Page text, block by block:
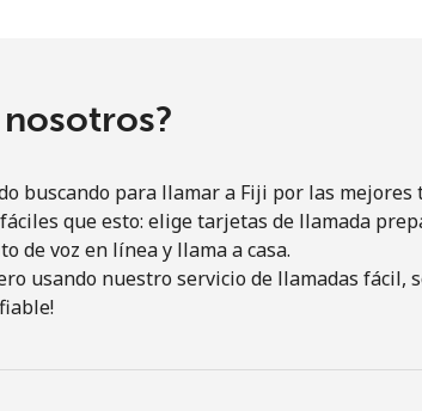
y condiciones.
buscando para llamar a Fiji por las mejores
que esto: elige tarjetas de llamada
de voz en línea y llama a casa.
usando nuestro servicio de llamadas fácil,